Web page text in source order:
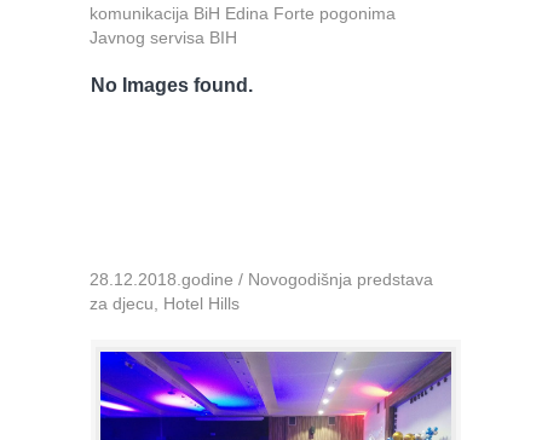
komunikacija BiH Edina Forte pogonima
Javnog servisa BIH
No Images found.
28.12.2018.godine / Novogodišnja predstava
za djecu, Hotel Hills